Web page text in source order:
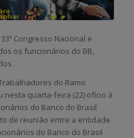
Congresso Nacional e
os funcionários do BB,
do Ramo
nesta quarta-feira (22) ofício à
do Banco do Brasil
de reunião entre a entidade
do Banco do Brasil